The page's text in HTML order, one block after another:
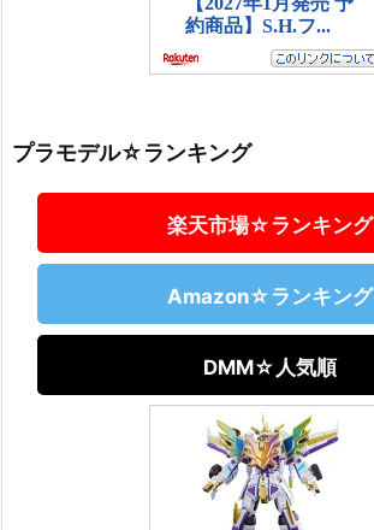
プラモデル☆ランキング
楽天市場☆ランキング
Amazon☆ランキング
DMM☆人気順